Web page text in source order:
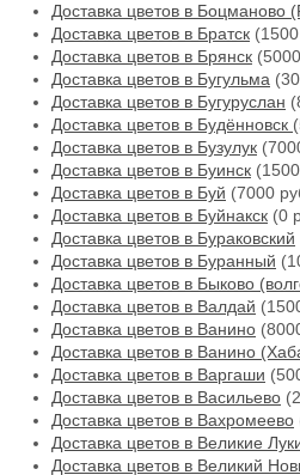
Доставка цветов в Боцманово
Доставка цветов в Братск
Доставка цветов в Брянск
Доставка цветов в Бугульма
Доставка цветов в Бугуруслан
Доставка цветов в Будённовск
Доставка цветов в Бузулук
Доставка цветов в Буинск
Доставка цветов в Буй (7000
Доставка цветов в Буйнакск (0
Доставка цветов в Бураковский
Доставка цветов в Буранный
Доставка цветов в Быково
Доставка цветов в Валдай
Доставка цветов в Ванино
Доставка цветов в Ванино
Доставка цветов в Варгаши
Доставка цветов в Васильево
Доставка цветов в Вахромеево
Доставка цветов в Великие
Доставка цветов в Великий